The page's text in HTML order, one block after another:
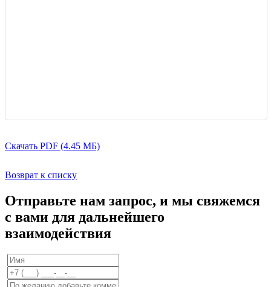
Скачать PDF (4.45 МБ)
Возврат к списку
Отправьте нам запрос, и мы свяжемся
с вами для дальнейшего
взаимодействия